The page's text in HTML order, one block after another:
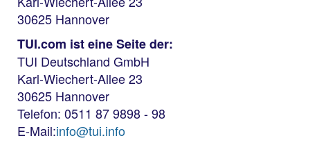
30625 Hannover
TUI.com ist eine Seite der:
TUI Deutschland GmbH
Karl-Wiechert-Allee 23
30625 Hannover
Telefon: 0511 87 9898 - 98
E-Mail:info@tui.info